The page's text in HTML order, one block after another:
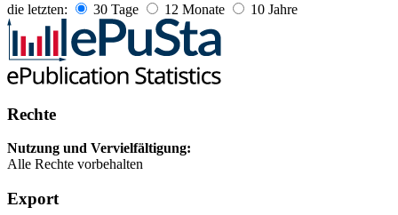
die letzten: 30 Tage 12 Monate 10 Jahre
Rechte
Nutzung und Vervielfältigung:
Alle Rechte vorbehalten
Export